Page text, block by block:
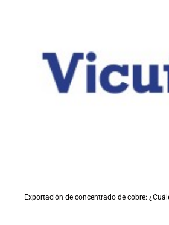
Exportación de concentrado de cobre: